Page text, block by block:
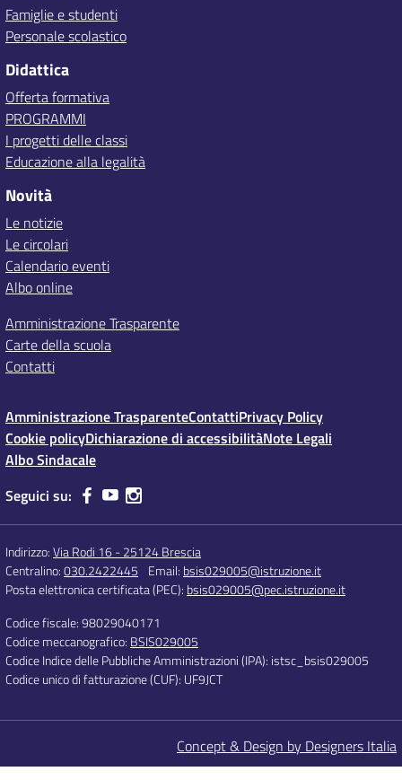
Famiglie e studenti
Personale scolastico
Didattica
Offerta formativa
PROGRAMMI
I progetti delle classi
Educazione alla legalità
Novità
Le notizie
Le circolari
Calendario eventi
Albo online
Amministrazione Trasparente
Carte della scuola
Contatti
Amministrazione TrasparenteContattiPrivacy Policy
Cookie policyDichiarazione di accessibilitàNote Legali
Albo Sindacale
Seguici su:
Indirizzo:Via Rodi 16 - 25124 Brescia
Centralino:030.2422445 Email: bsis029005@istruzione.it
Posta elettronica certificata (PEC): bsis029005@pec.istruzione.it
Codice fiscale: 98029040171
Codice meccanografico: BSIS029005
Codice Indice delle Pubbliche Amministrazioni (IPA): istsc_bsis029005
Codice unico di fatturazione (CUF): UF9JCT
Concept & Design by Designers Italia